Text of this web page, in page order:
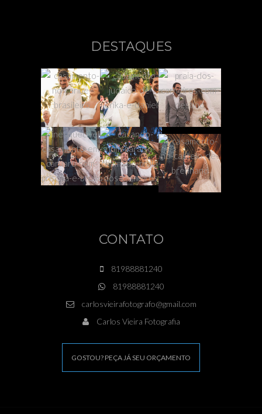
DESTAQUES
CONTATO
81988881240
81988881240
carlosvieirafotografo@gmail.com
Carlos Vieira Fotografia
GOSTOU? PEÇA JÁ SEU ORÇAMENTO